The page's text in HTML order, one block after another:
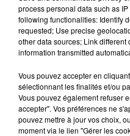
Morlaix
festival
à
process personal data such as
following functionalities: Identify
requested; Use precise
other data sources; Link
information transmitted
Vous pouvez accepter en
sélectionnant les finalités et/ou
Vous pouvez également refuser
accepter". Vos préférences ne
pouvez mettre à jour vos choix,
moment via le lien "Gérer les